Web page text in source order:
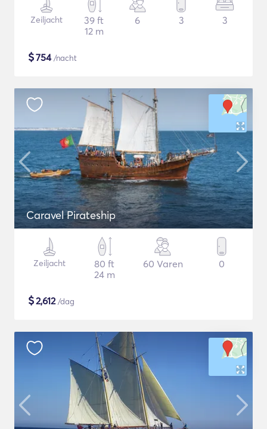
Zeiljacht
39 ft
12 m
6 3 3
$754/nacht
Caravel Pirateship
Zeiljacht
80 ft
24 m
60 Varen 0
$2,612/dag